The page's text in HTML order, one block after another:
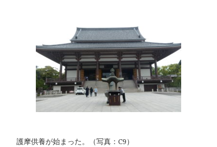
護摩供養が始まった。（写真：C9）